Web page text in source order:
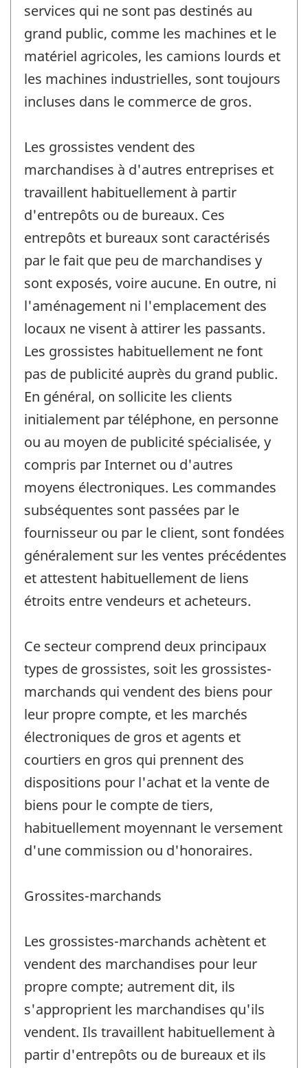
services qui ne sont pas destinés au
grand public, comme les machines et le
matériel agricoles, les camions lourds et
les machines industrielles, sont toujours
incluses dans le commerce de gros.
Les grossistes vendent des
marchandises à d'autres entreprises et
travaillent habituellement à partir
d'entrepôts ou de bureaux. Ces
entrepôts et bureaux sont caractérisés
par le fait que peu de marchandises y
sont exposés, voire aucune. En outre, ni
l'aménagement ni l'emplacement des
locaux ne visent à attirer les passants.
Les grossistes habituellement ne font
pas de publicité auprès du grand public.
En général, on sollicite les clients
initialement par téléphone, en personne
ou au moyen de publicité spécialisée, y
compris par Internet ou d'autres
moyens électroniques. Les commandes
subséquentes sont passées par le
fournisseur ou par le client, sont fondées
généralement sur les ventes précédentes
et attestent habituellement de liens
étroits entre vendeurs et acheteurs.
Ce secteur comprend deux principaux
types de grossistes, soit les grossistes-
marchands qui vendent des biens pour
leur propre compte, et les marchés
électroniques de gros et agents et
courtiers en gros qui prennent des
dispositions pour l'achat et la vente de
biens pour le compte de tiers,
habituellement moyennant le versement
d'une commission ou d'honoraires.
Grossites-marchands
Les grossistes-marchands achètent et
vendent des marchandises pour leur
propre compte; autrement dit, ils
s'approprient les marchandises qu'ils
vendent. Ils travaillent habituellement à
partir d'entrepôts ou de bureaux et ils